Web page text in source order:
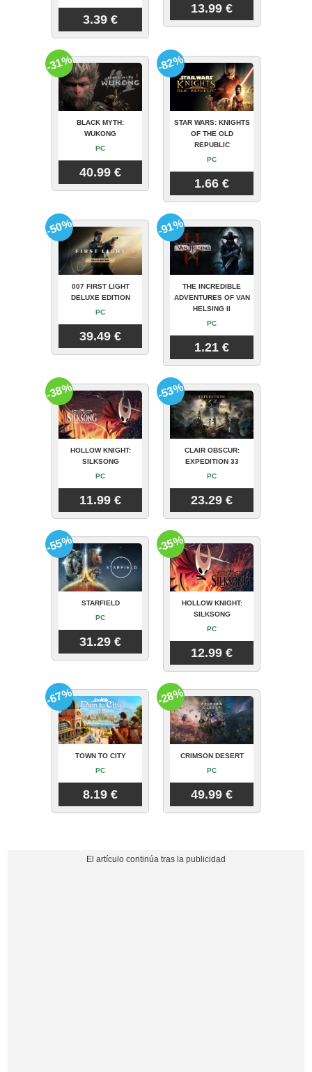
3.39 €
13.99 €
BLACK MYTH:
WUKONG
PC
40.99 €
-31%
STAR WARS: KNIGHTS
OF THE OLD
REPUBLIC
PC
1.66 €
-82%
007 FIRST LIGHT
DELUXE EDITION
PC
39.49 €
-50%
THE INCREDIBLE
ADVENTURES OF VAN
HELSING II
PC
1.21 €
-91%
HOLLOW KNIGHT:
SILKSONG
PC
11.99 €
-38%
CLAIR OBSCUR:
EXPEDITION 33
PC
23.29 €
-53%
STARFIELD
PC
31.29 €
-55%
HOLLOW KNIGHT:
SILKSONG
PC
12.99 €
-35%
TOWN TO CITY
PC
8.19 €
-67%
CRIMSON DESERT
PC
49.99 €
-28%